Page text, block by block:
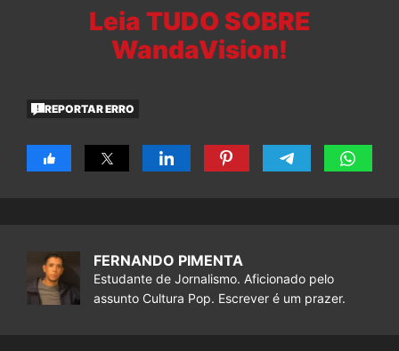
Leia TUDO SOBRE
WandaVision!
REPORTAR ERRO
FERNANDO PIMENTA
Estudante de Jornalismo. Aficionado pelo
assunto Cultura Pop. Escrever é um prazer.